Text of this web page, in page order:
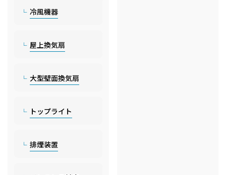
冷風機器
屋上換気扇
大型壁面換気扇
トップライト
排煙装置